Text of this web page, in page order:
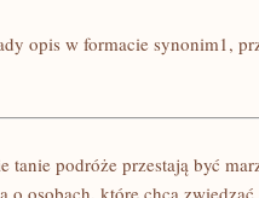
opis w formacie synonim1,
tanie podróże przestają być
o osobach, które chcą